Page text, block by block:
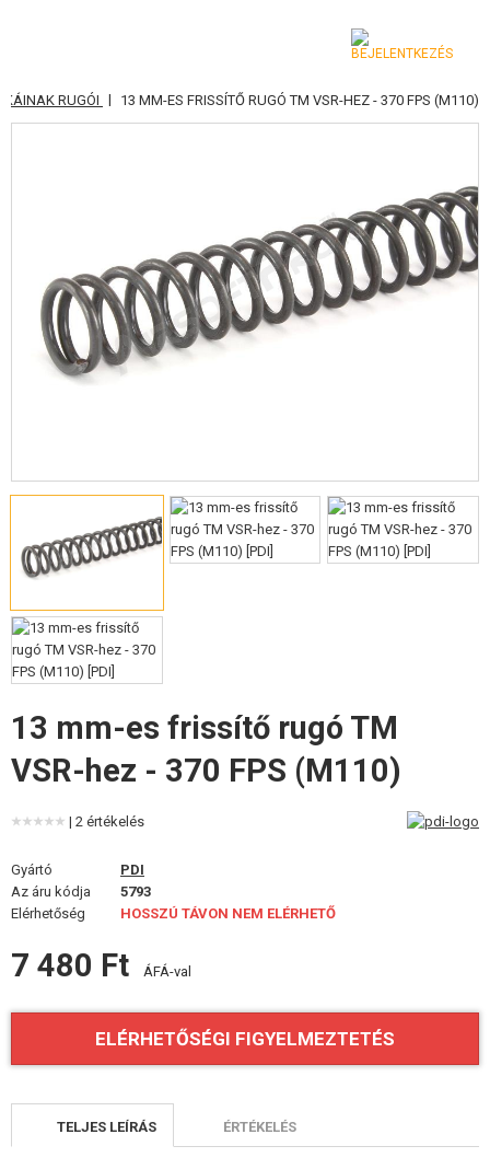
KATEGÓRIA
GRÁNÁTVETŐK, GRÁNÁTOK
LÖVEDÉK, GÁZ
AKKUMULÁTOROK, TÖLTŐK
FELSZERELÉS, EGYENRUHA, TOKOK
ÁLCÁZÁS, FESTÉK, SZALAG
KIEGÉSZÍTŐK, HORDSZÍJAK
OUTDOOR, BUSHCRAFT
REKLÁM TÁRGYAK
RUGÓI | 13 MM-ES FRISSÍTŐ RUGÓ TM VSR-HEZ - 370 FPS (M110)
13 mm-es frissítő rugó TM
VSR-hez - 370 FPS (M110)
| 2 értékelés
Gyártó
PDI
Az áru kódja
5793
Elérhetőség
HOSSZÚ TÁVON NEM ELÉRHETŐ
7 480 Ft ÁFÁ-val
ELÉRHETŐSÉGI FIGYELMEZTETÉS
TELJES LEÍRÁS ÉRTÉKELÉS